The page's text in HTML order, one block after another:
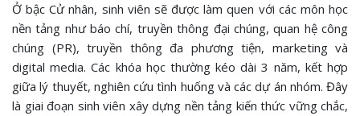
Ở bậc Cử nhân, sinh viên sẽ được làm quen với các môn học
nền tảng như báo chí, truyền thông đại chúng, quan hệ công
chúng (PR), truyền thông đa phương tiện, marketing và
digital media. Các khóa học thường kéo dài 3 năm, kết hợp
giữa lý thuyết, nghiên cứu tình huống và các dự án nhóm. Đây
là giai đoạn sinh viên xây dựng nền tảng kiến thức vững chắc,